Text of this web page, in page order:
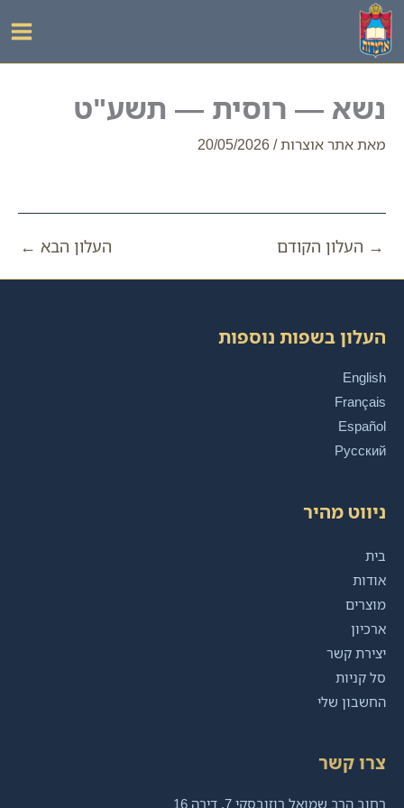
דילוג
לתוכן
נשא — רוסית — תשע"ט
מאתאתר אוצרות/
20/05/2026
→ העלון הקודם העלון הבא ←
העלון בשפות נוספות
English
Français
Español
Русский
ניווט מהיר
בית
אודות
מוצרים
ארכיון
יצירת קשר
סל קניות
החשבון שלי
צרו קשר
רחוב הרב שמואל רוזובסקי 7, דירה 16